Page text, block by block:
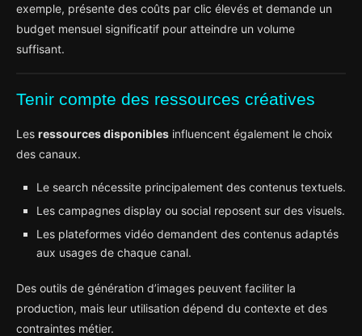
exemple, présente des coûts par clic élevés et demande un
budget mensuel significatif pour atteindre un volume
suffisant.
Tenir compte des ressources créatives
Les ressources disponibles influencent également le choix
des canaux.
Le search nécessite principalement des contenus textuels.
Les campagnes display ou social reposent sur des visuels.
Les plateformes vidéo demandent des contenus adaptés
aux usages de chaque canal.
Des outils de génération d’images peuvent faciliter la
production, mais leur utilisation dépend du contexte et des
contraintes métier.